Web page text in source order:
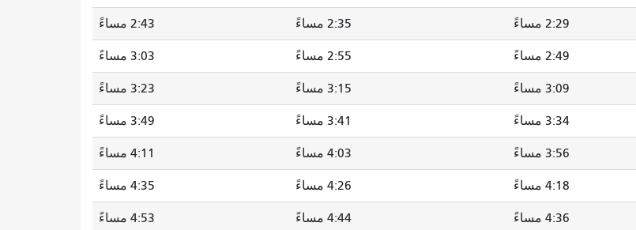
2:29 مساءً 2:35 مساءً 2:43 مساءً
2:49 مساءً 2:55 مساءً 3:03 مساءً
3:09 مساءً 3:15 مساءً 3:23 مساءً
3:34 مساءً 3:41 مساءً 3:49 مساءً
3:56 مساءً 4:03 مساءً 4:11 مساءً
4:18 مساءً 4:26 مساءً 4:35 مساءً
4:36 مساءً 4:44 مساءً 4:53 مساءً